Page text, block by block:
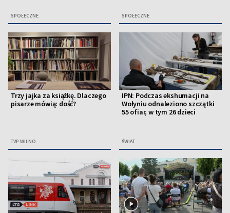
SPOŁECZNE SPOŁECZNE
Trzy jajka za książkę. Dlaczego
pisarze mówią: dość?
TVP WILNO
IPN: Podczas ekshumacji na
Wołyniu odnaleziono szczątki
55 ofiar, w tym 26 dzieci
ŚWIAT